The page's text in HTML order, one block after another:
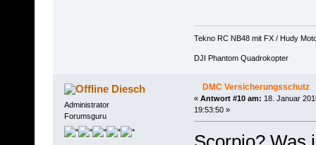
Tekno RC NB48 mit FX / Hudy
DJI Phantom Quadrokopter
Diesch
Administrator
Forumsguru
DMC Versicherungsschutz
« Antwort #10 am: 18. Januar
19:53:50 »